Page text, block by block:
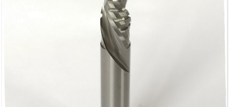
สำหรับอัตราการฟีด Fase บนเราเตอร์ CNC ศูนย์
เครื่องจักรกล และเครื่องชี้ไปยังจุดสำหรับการริป การปรับ
ขนาดแผง การกำหนดเส้นทางเทมเพลต และแอปพลิเคชัน